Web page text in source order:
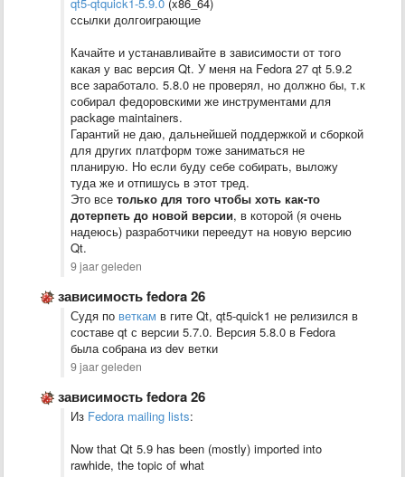
ссылки долгоиграющие
Качайте и устанавливайте в зависимости от того
какая у вас версия Qt. У меня на Fedora 27 qt 5.9.2
все заработало. 5.8.0 не проверял, но должно бы, т.к
собирал федоровскими же инструментами для
package maintainers.
Гарантий не даю, дальнейшей поддержкой и сборкой
для других платформ тоже заниматься не
планирую. Но если буду себе собирать, выложу
туда же и отпишусь в этот тред.
Это все только для того чтобы хоть как-то
дотерпеть до новой версии, в которой (я очень
надеюсь) разработчики переедут на новую версию
Qt.
9 jaar geleden
зависимость fedora 26
Судя по веткам в гите Qt, qt5-quick1 не релизился в
составе qt с версии 5.7.0. Версия 5.8.0 в Fedora
была собрана из dev ветки
9 jaar geleden
зависимость fedora 26
Из Fedora mailing lists:
Now that Qt 5.9 has been (mostly) imported into
rawhide, the topic of what